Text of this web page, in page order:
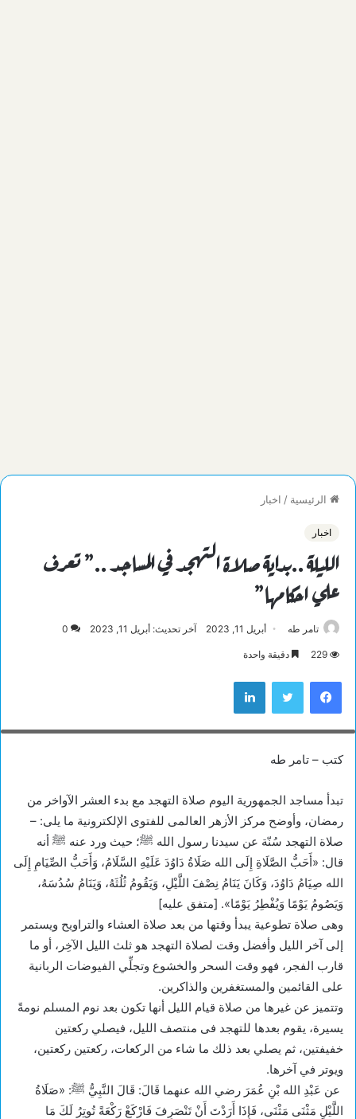
الرئيسية / اخبار
اخبار
الليلة ..بداية صلاة التهجد في المساجد ..” تعرف
علي احكامها”
تامر طه أبريل 11, 2023 آخر تحديث: أبريل 11, 2023 0
229 دقيقة واحدة
فيسبوك تويتر لينكدإن
Image processed by CodeCarvings Piczard ### FREE Community Edition
كتب – تامر طه
تبدأ مساجد الجمهورية اليوم صلاة التهجد مع بدء العشر الآواخر من
رمضان، وأوضح مركز الأزهر العالمى للفتوى الإلكترونية ما يلى: –
صلاة التهجد سُنّة عن سيدنا رسول الله ﷺ؛ حيث ورد عنه ﷺ أنه
قال: «أَحَبُّ الصَّلَاةِ إِلَى الله صَلَاةُ دَاوُدَ عَلَيْهِ السَّلَامُ، وَأَحَبُّ الصِّيَامِ إِلَى
الله صِيَامُ دَاوُدَ، وَكَانَ يَنَامُ نِصْفَ اللَّيْلِ، وَيَقُومُ ثُلُثَهُ، وَيَنَامُ سُدُسَهُ،
وَيَصُومُ يَوْمًا وَيُفْطِرُ يَوْمًا». [متفق عليه]
وهى صلاة تطوعية يبدأ وقتها من بعد صلاة العشاء والتراويح ويستمر
إلى آخر الليل وأفضل وقت لصلاة التهجد هو ثلث الليل الآخِر، أو ما
قارب الفجر، فهو وقت السحر والخشوع وتجلِّي الفيوضات الربانية
على القائمين والمستغفرين والذاكرين.
وتتميز عن غيرها من صلاة قيام الليل أنها تكون بعد نوم المسلم نومةً
يسيرة، يقوم بعدها للتهجد فى منتصف الليل، فيصلي ركعتين
خفيفتين، ثم يصلي بعد ذلك ما شاء من الركعات، ركعتين ركعتين،
ويوتر في آخرها.
عن عَبْدِ الله بْنِ عُمَرَ رضي الله عنهما قَالَ: قَالَ النَّبِيُّ ﷺ: «صَلَاةُ
اللَّيْلِ مَثْنَى مَثْنَى، فَإِذَا أَرَدْتَ أَنْ تَنْصَرِفَ فَارْكَعْ رَكْعَةً تُوتِرُ لَكَ مَا